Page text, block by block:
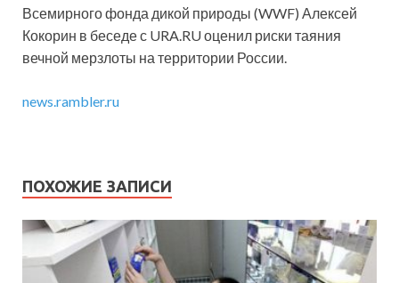
Всемирного фонда дикой природы (WWF) Алексей
Кокорин в беседе с URA.RU оценил риски таяния
вечной мерзлоты на территории России.
news.rambler.ru
ПОХОЖИЕ ЗАПИСИ